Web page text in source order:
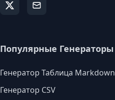
Популярные Генераторы
Генератор Таблица Markdown
Генератор CSV